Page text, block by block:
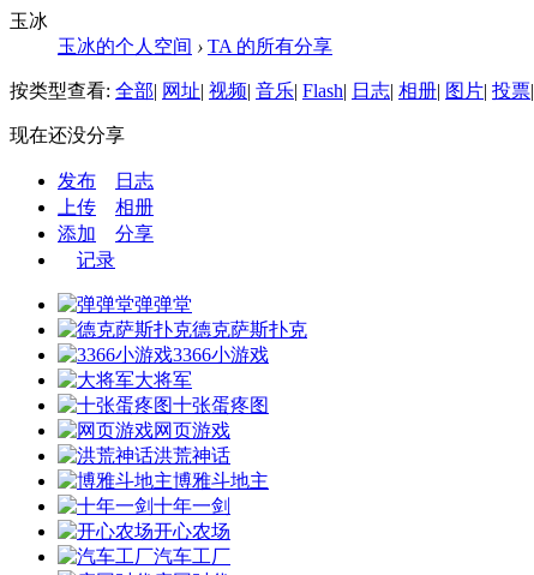
玉冰
玉冰的个人空间 › TA 的所有分享
按类型查看: 全部| 网址| 视频| 音乐| Flash| 日志| 相册| 图片| 投票|
现在还没分享
发布
日志
上传
相册
添加
分享
记录
弹弹堂
德克萨斯扑克
3366小游戏
大将军
十张蛋疼图
网页游戏
洪荒神话
博雅斗地主
十年一剑
开心农场
汽车工厂